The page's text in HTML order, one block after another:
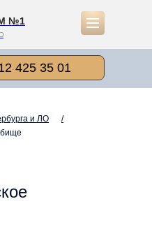
№1
425 35 01
и ЛО
/